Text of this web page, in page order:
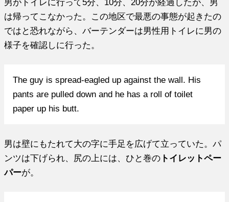
男がトイレに行って5分、10分、20分が経過したが、男
は帰ってこなかった。この地区で最悪の事態が起きたの
ではと恐れながら、バーテンダーは男性用トイレに男の
様子を確認しに行った。
The guy is spread-eagled up against the wall. His
pants are pulled down and he has a roll of toilet
paper up his butt.
男は壁にもたれて大の字に手足を広げて立っていた。パ
ンツは下げられ、尻の上には、ひと巻の トイレットペー
パーが。